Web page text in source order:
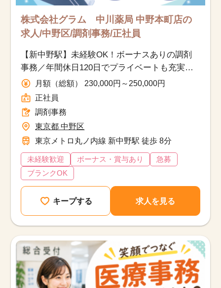
株式会社グラム 中川薬局 中野本町店の
求人/中野区/調剤事務/正社員
【新中野駅】未経験OK！ボーナスありの調剤
事務／年間休日120日でプライベートも充実！
20代30代の女性活躍中！
月額（総額） 230,000円～250,000円
正社員
調剤事務
東京都 中野区
東京メトロ丸ノ内線 新中野駅 徒歩 8分
未経験歓迎 ボーナス・賞与あり
急募
ブランクOK
キープする 求人を見る